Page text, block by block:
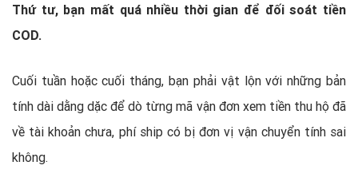
Thứ tư, bạn mất quá nhiều thời gian để đối soát tiền
COD.
Cuối tuần hoặc cuối tháng, bạn phải vật lộn với những bản
tính dài dằng dặc để dò từng mã vận đơn xem tiền thu hộ đã
về tài khoản chưa, phí ship có bị đơn vị vận chuyển tính sai
không.